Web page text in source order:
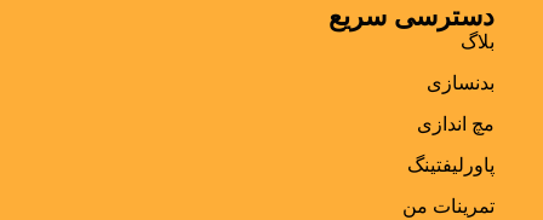
دسترسی سریع
بلاگ
بدنسازی
مچ اندازی
پاورلیفتینگ
تمرینات من